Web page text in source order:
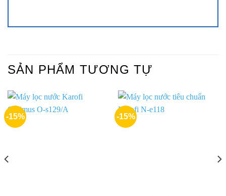
SẢN PHẨM TƯƠNG TỰ
-15% -15%